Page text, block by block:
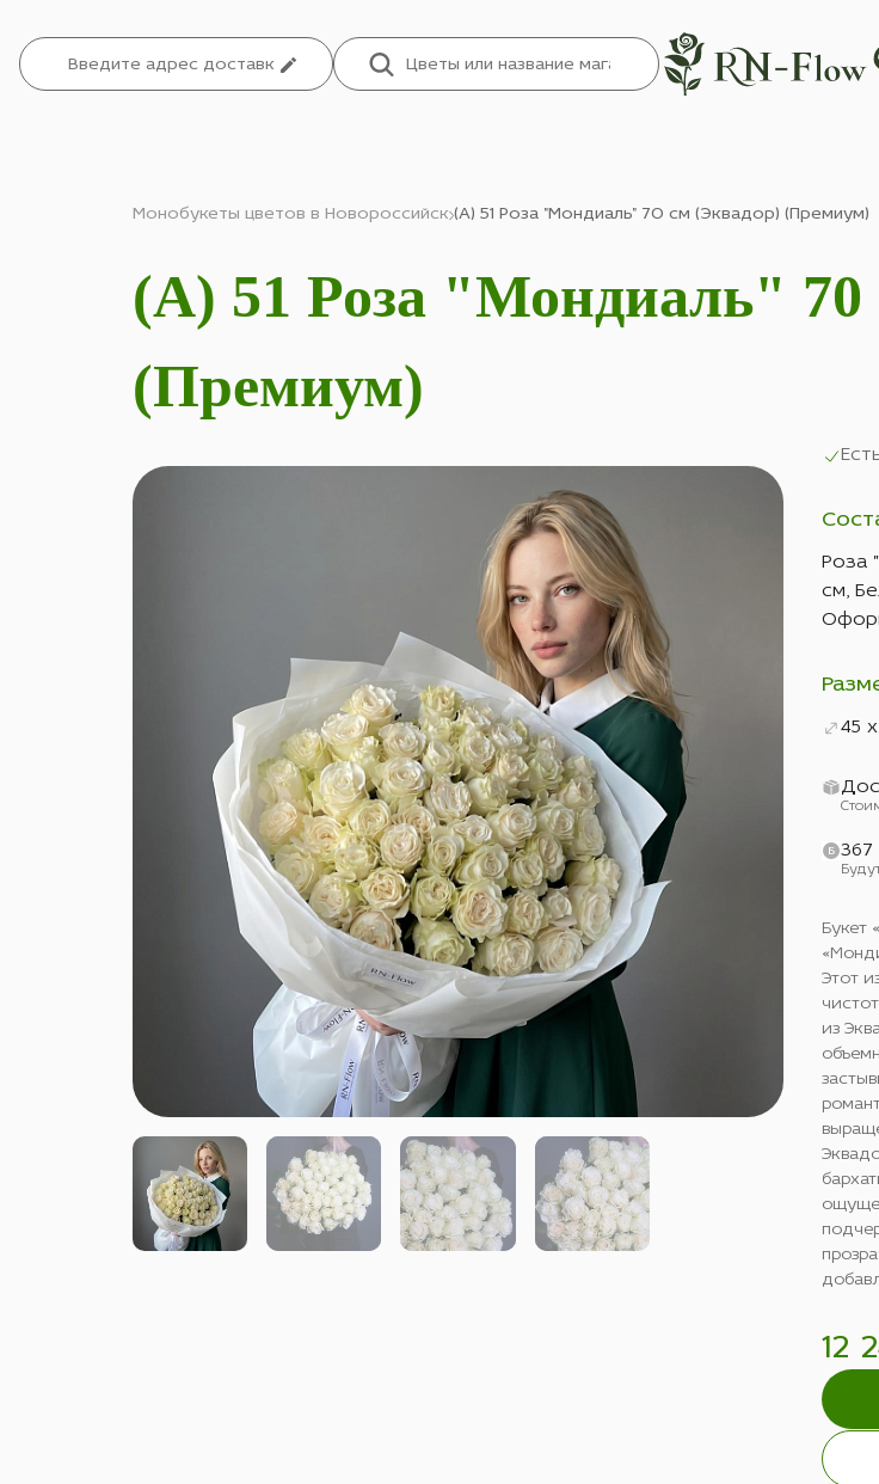
Монобукеты цветов в Новороссийск (А) 51 Роза "Мондиаль" 70 см (Эквадор) (Премиум)
(А) 51 Роза "Мондиаль" 70
(Премиум)
Роза
см,
45
367
Букет
Этот
из
12